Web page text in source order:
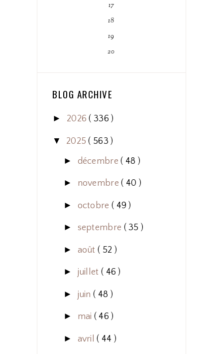
17
18
19
20
BLOG ARCHIVE
► 2026( 336 )
▼ 2025( 563 )
► décembre( 48 )
► novembre( 40 )
► octobre ( 49 )
► septembre ( 35 )
► août ( 52 )
► juillet ( 46 )
► juin ( 48 )
► mai ( 46 )
► avril( 44 )